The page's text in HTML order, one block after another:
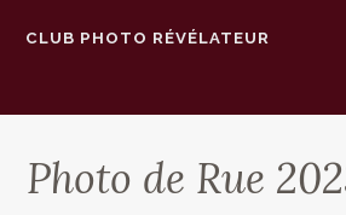
CLUB PHOTO RÉVÉLATEUR
Photo de Rue